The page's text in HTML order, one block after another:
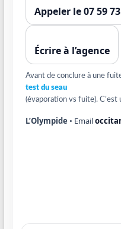
Appeler le 07 59
Écrire à l’agence
Avant de conclure à une
test du seau
(évaporation vs fuite).
L’Olympide • Email